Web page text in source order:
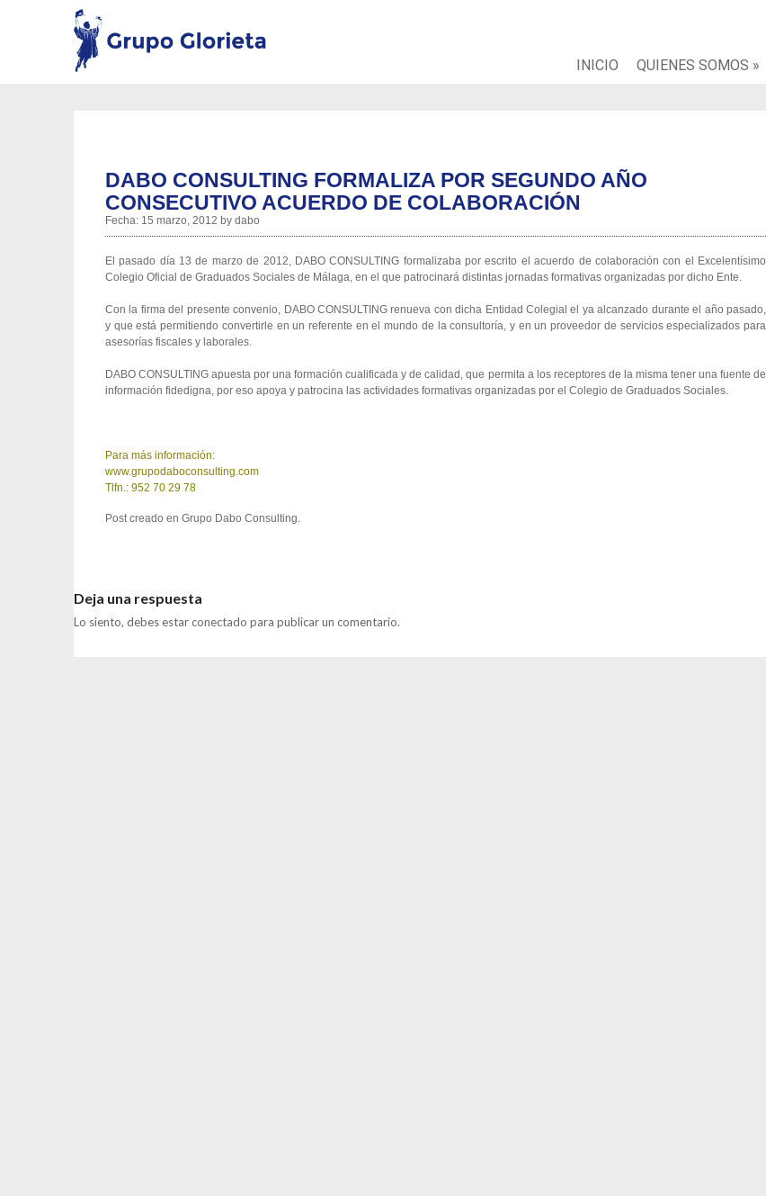
QUIENES SOMOS »
INICIO
DABO CONSULTING FORMALIZA POR SEGUNDO AÑO
CONSECUTIVO ACUERDO DE COLABORACIÓN
Fecha: 15 marzo, 2012 by dabo
El pasado día 13 de marzo de 2012, DABO CONSULTING formalizaba por escrito el acuerdo de colaboración con el Excelentísimo
Colegio Oficial de Graduados Sociales de Málaga, en el que patrocinará distintas jornadas formativas organizadas por dicho Ente.
Con la firma del presente convenio, DABO CONSULTING renueva con dicha Entidad Colegial el ya alcanzado durante el año pasado,
y que está permitiendo convertirle en un referente en el mundo de la consultoría, y en un proveedor de servicios especializados para
asesorías fiscales y laborales.
DABO CONSULTING apuesta por una formación cualificada y de calidad, que permita a los receptores de la misma tener una fuente de
información fidedigna, por eso apoya y patrocina las actividades formativas organizadas por el Colegio de Graduados Sociales.
Para más información:
www.grupodaboconsulting.com
Tlfn.: 952 70 29 78
Post creado en Grupo Dabo Consulting
Deja una respuesta
Lo siento, debes estar conectado para publicar un comentario.